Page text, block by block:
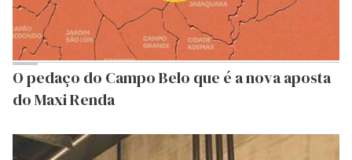
O pedaço do Campo Belo que é a nova aposta
do Maxi Renda